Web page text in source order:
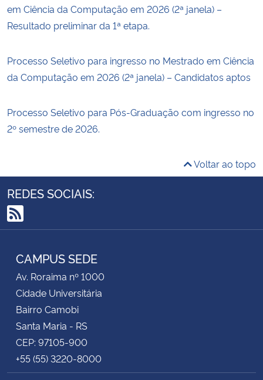
em Ciência da Computação em 2026 (2ª janela) –
Resultado preliminar da 1ª etapa.
Processo Seletivo para ingresso no Mestrado em Ciência
da Computação em 2026 (2ª janela) – Candidatos aptos
Processo Seletivo para Pós-Graduação com ingresso no
2º semestre de 2026.
Voltar ao topo
REDES SOCIAIS:
RSS
CAMPUS SEDE
Av. Roraima nº 1000
Cidade Universitária
Bairro Camobi
Santa Maria - RS
CEP: 97105-900
+55 (55) 3220-8000